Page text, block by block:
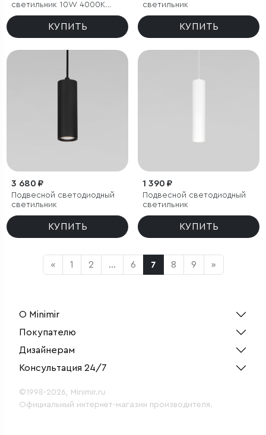
светильник 10W 4000K
белый
КУПИТЬ
светильник
КУПИТЬ
3 680 ₽
Подвесной светодиодный
светильник
КУПИТЬ
1 390 ₽
Подвесной светодиодный
светильник
КУПИТЬ
« 1 2 ... 6 7 8 9 »
О Minimir
Покупателю
Дизайнерам
Консультация 24/7
©1998-2026, Minimir.ru
Официальный интернет-магазин производителя.